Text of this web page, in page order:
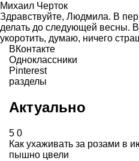
Михаил Черток
Здравствуйте, Людмила. В
делать до следующей весны.
укоротить, думаю, ничего
ВКонтакте
Одноклассники
Pinterest
разделы
Актуально
5 0
Как ухаживать за розами в
пышно цвели